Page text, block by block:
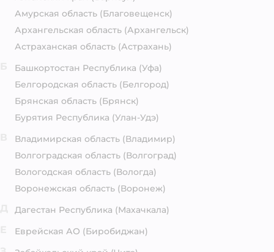
Амурская область (Благовещенск)
Архангельская область (Архангельск)
Астраханская область (Астрахань)
Башкортостан Республика (Уфа)
Белгородская область (Белгород)
Брянская область (Брянск)
Бурятия Республика (Улан-Удэ)
Владимирская область (Владимир)
Волгоградская область (Волгоград)
Вологодская область (Вологда)
Воронежская область (Воронеж)
Дагестан Республика (Махачкала)
Еврейская АО (Биробиджан)